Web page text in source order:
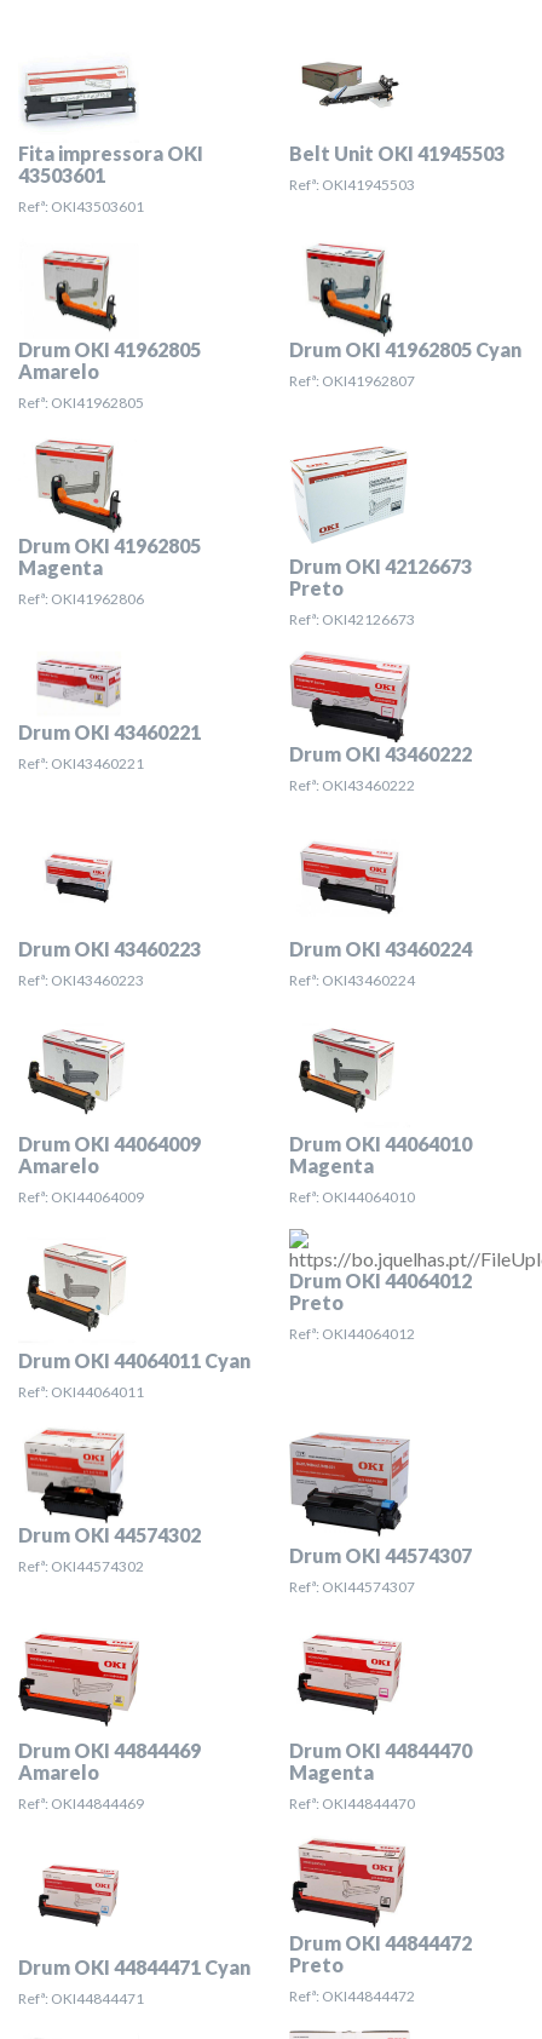
Fita impressora OKI
43503601
Refª: OKI43503601
Belt Unit OKI 41945503
Refª: OKI41945503
Drum OKI 41962805
Amarelo
Refª: OKI41962805
Drum OKI 41962805 Cyan
Refª: OKI41962807
Drum OKI 41962805
Magenta
Refª: OKI41962806
Drum OKI 42126673
Preto
Refª: OKI42126673
Drum OKI 43460221
Refª: OKI43460221 Drum OKI 43460222
Refª: OKI43460222
Drum OKI 43460223
Refª: OKI43460223
Drum OKI 43460224
Refª: OKI43460224
Drum OKI 44064009
Amarelo
Refª: OKI44064009
Drum OKI 44064010
Magenta
Refª: OKI44064010
Drum OKI 44064011 Cyan
Refª: OKI44064011
Drum OKI 44064012
Preto
Refª: OKI44064012
Drum OKI 44574302
Refª: OKI44574302 Drum OKI 44574307
Refª: OKI44574307
Drum OKI 44844469
Amarelo
Refª: OKI44844469
Drum OKI 44844470
Magenta
Refª: OKI44844470
Drum OKI 44844471 Cyan
Refª: OKI44844471
Drum OKI 44844472
Preto
Refª: OKI44844472